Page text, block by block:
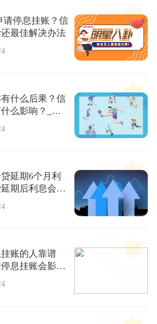
请停息挂账？信
最佳解决办法
什么后果？信
么影响？_全
延期6个月利
期后利息会减
账的人靠谱
息挂账会影响